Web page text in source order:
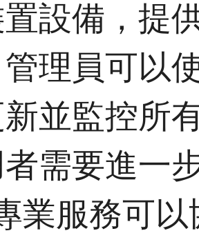
置設備，提
理員可以
並監控所
需要進一
業服務可